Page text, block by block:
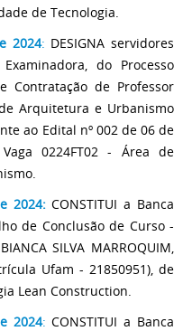
de Tecnologia.
2024: DESIGNA servidores
do Processo
Contratação de Professor
Arquitetura e Urbanismo
ao Edital nº 002 de 06 de
0224FT02 - Área de
2024: CONSTITUI a Banca
de Conclusão de Curso -
SILVA MARROQUIM,
Ufam - 21850951), de
Lean Construction.
2024: CONSTITUI a Banca